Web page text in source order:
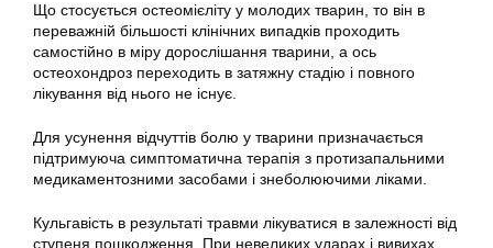
Що стосується остеомієліту у молодих тварин, то він в
переважній більшості клінічних випадків проходить
самостійно в міру дорослішання тварини, а ось
остеохондроз переходить в затяжну стадію і повного
лікування від нього не існує.
Для усунення відчуттів болю у тварини призначається
підтримуюча симптоматична терапія з протизапальними
медикаментозними засобами і знеболюючими ліками.
Кульгавість в результаті травми лікуватися в залежності від
ступеня пошкодження. При невеликих ударах і вивихах,